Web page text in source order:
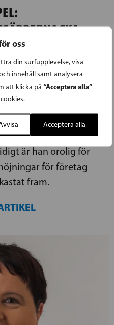
oss
din surfupplevelse, visa
innehåll samt analysera
att klicka på “Acceptera alla”
Acceptera alla
SKA
regeringen att
av
och
vara i fokus, säger
för Svenska
är han orolig för
för företag
fram.